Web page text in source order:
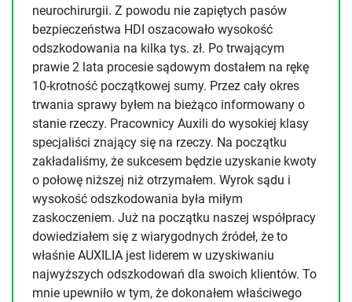
neurochirurgii. Z powodu nie zapiętych pasów
bezpieczeństwa HDI oszacowało wysokość
odszkodowania na kilka tys. zł. Po trwającym
prawie 2 lata procesie sądowym dostałem na rękę
10-krotność początkowej sumy. Przez cały okres
trwania sprawy byłem na bieżąco informowany o
stanie rzeczy. Pracownicy Auxili do wysokiej klasy
specjaliści znający się na rzeczy. Na początku
zakładaliśmy, że sukcesem będzie uzyskanie kwoty
o połowę niższej niż otrzymałem. Wyrok sądu i
wysokość odszkodowania była miłym
zaskoczeniem. Już na początku naszej współpracy
dowiedziałem się z wiarygodnych źródeł, że to
właśnie AUXILIA jest liderem w uzyskiwaniu
najwyższych odszkodowań dla swoich klientów. To
mnie upewniło w tym, że dokonałem właściwego